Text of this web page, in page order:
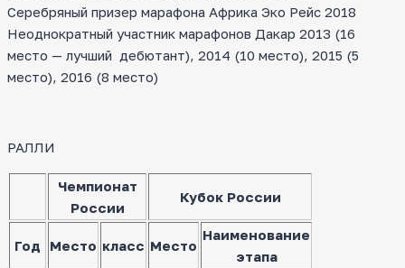
Серебряный призер марафона Африка Эко Рейс 2018
Неоднократный участник марафонов Дакар 2013 (16
место — лучший дебютант), 2014 (10 место), 2015 (5
место), 2016 (8 место)
РАЛЛИ
Чемпионат
России
Кубок России
Год Место класс Место
Наименование
этапа